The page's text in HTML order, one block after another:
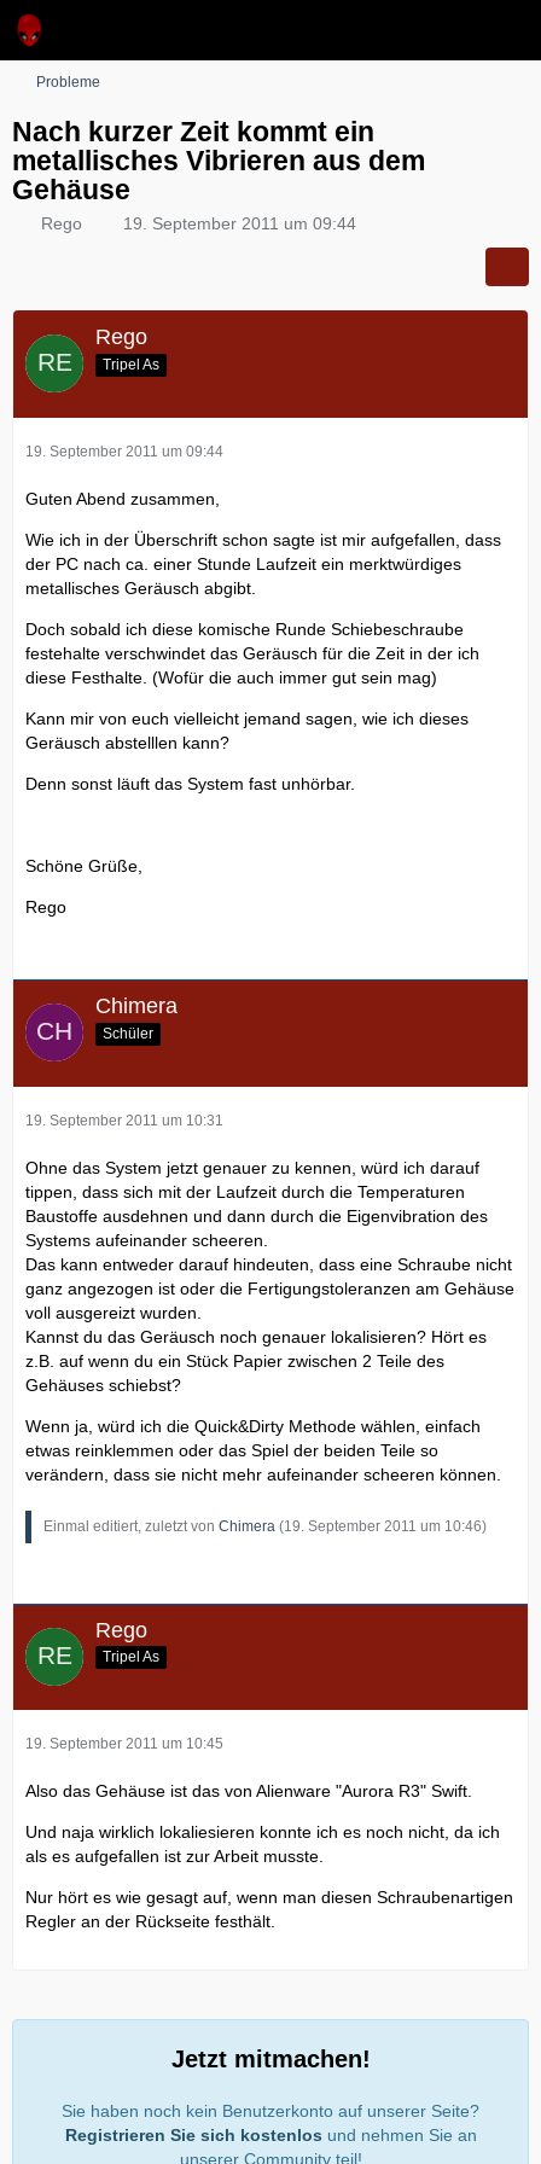
Probleme
Nach kurzer Zeit kommt ein
metallisches Vibrieren aus dem
Gehäuse
Rego 19. September 2011 um 09:44
Rego
Tripel As
19. September 2011 um 09:44
Guten Abend zusammen,
Wie ich in der Überschrift schon sagte ist mir aufgefallen, dass
der PC nach ca. einer Stunde Laufzeit ein merktwürdiges
metallisches Geräusch abgibt.
Doch sobald ich diese komische Runde Schiebeschraube
festehalte verschwindet das Geräusch für die Zeit in der ich
diese Festhalte. (Wofür die auch immer gut sein mag)
Kann mir von euch vielleicht jemand sagen, wie ich dieses
Geräusch abstelllen kann?
Denn sonst läuft das System fast unhörbar.
Schöne Grüße,
Rego
Chimera
Schüler
19. September 2011 um 10:31
Ohne das System jetzt genauer zu kennen, würd ich darauf
tippen, dass sich mit der Laufzeit durch die Temperaturen
Baustoffe ausdehnen und dann durch die Eigenvibration des
Systems aufeinander scheeren.
Das kann entweder darauf hindeuten, dass eine Schraube nicht
ganz angezogen ist oder die Fertigungstoleranzen am Gehäuse
voll ausgereizt wurden.
Kannst du das Geräusch noch genauer lokalisieren? Hört es
z.B. auf wenn du ein Stück Papier zwischen 2 Teile des
Gehäuses schiebst?
Wenn ja, würd ich die Quick&Dirty Methode wählen, einfach
etwas reinklemmen oder das Spiel der beiden Teile so
verändern, dass sie nicht mehr aufeinander scheeren können.
Einmal editiert, zuletzt von Chimera (19. September 2011 um 10:46)
Rego
Tripel As
19. September 2011 um 10:45
Also das Gehäuse ist das von Alienware "Aurora R3" Swift.
Und naja wirklich lokaliesieren konnte ich es noch nicht, da ich
als es aufgefallen ist zur Arbeit musste.
Nur hört es wie gesagt auf, wenn man diesen Schraubenartigen
Regler an der Rückseite festhält.
Jetzt mitmachen!
Sie haben noch kein Benutzerkonto auf unserer Seite?
Registrieren Sie sich kostenlos und nehmen Sie an
unserer Community teil!